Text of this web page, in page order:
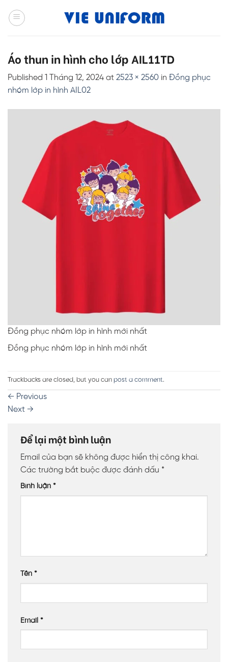
Áo thun in hình cho lớp AIL11TD
Published 1 Tháng 12, 2024 at 2523 × 2560 in Đồng phục
nhóm lớp in hình AIL02
Đồng phục nhóm lớp in hình mới nhất
Đồng phục nhóm lớp in hình mới nhất
Trackbacks are closed, but you can post a comment.
← Previous
Next →
Để lại một bình luận
Email của bạn sẽ không được hiển thị công khai.
Các trường bắt buộc được đánh dấu *
Bình luận *
Tên *
Email *